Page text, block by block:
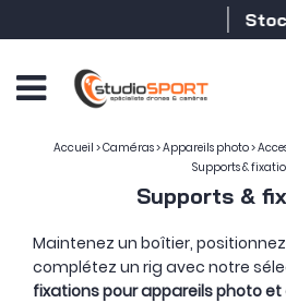
Stock en
Accueil >Caméras>Appareils photo>
Supports &
Supports &
Maintenez un boîtier,
complétez un rig avec notre
fixations pour appareils photo